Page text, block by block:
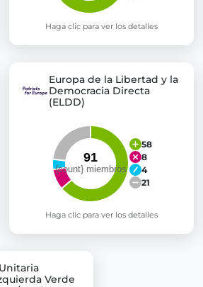
Haga clic para ver los detalles
Europa de la Libertad y la
Democracia Directa
(ELDD)
58
8
4
21
Haga clic para ver los detalles
Verde